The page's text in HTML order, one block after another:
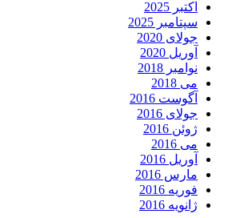
اکتبر 2025
سپتامبر 2025
جولای 2020
آوریل 2020
نوامبر 2018
می 2018
آگوست 2016
جولای 2016
ژوئن 2016
می 2016
آوریل 2016
مارس 2016
فوریه 2016
ژانویه 2016